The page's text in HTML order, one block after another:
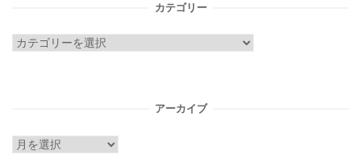
カテゴリー
カ
アーカイブ
ア